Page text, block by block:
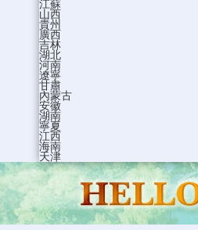
江蘇
山西
貴州
廣西
吉林
湖北
河南
遼寧
甘肅
內蒙古
安徽
湖南
寧夏
江西
海南
天津